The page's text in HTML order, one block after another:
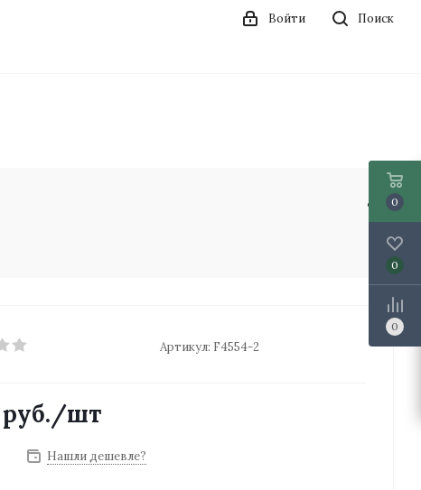
Поиск
Войти
Артикул: F4554-2
руб./шт
Нашли дешевле?
0
0
0